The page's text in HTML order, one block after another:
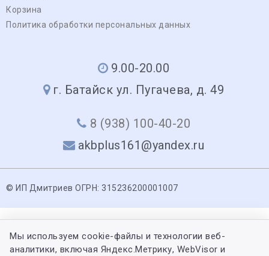
Корзина
Политика обработки персональных данных
9.00-20.00
г. Батайск ул. Пугачева, д. 49
8 (938) 100-40-20
akbplus161@yandex.ru
© ИП Дмитриев ОГРН: 315236200001007
Мы используем cookie-файлы и технологии веб-
аналитики, включая Яндекс.Метрику, WebVisor и